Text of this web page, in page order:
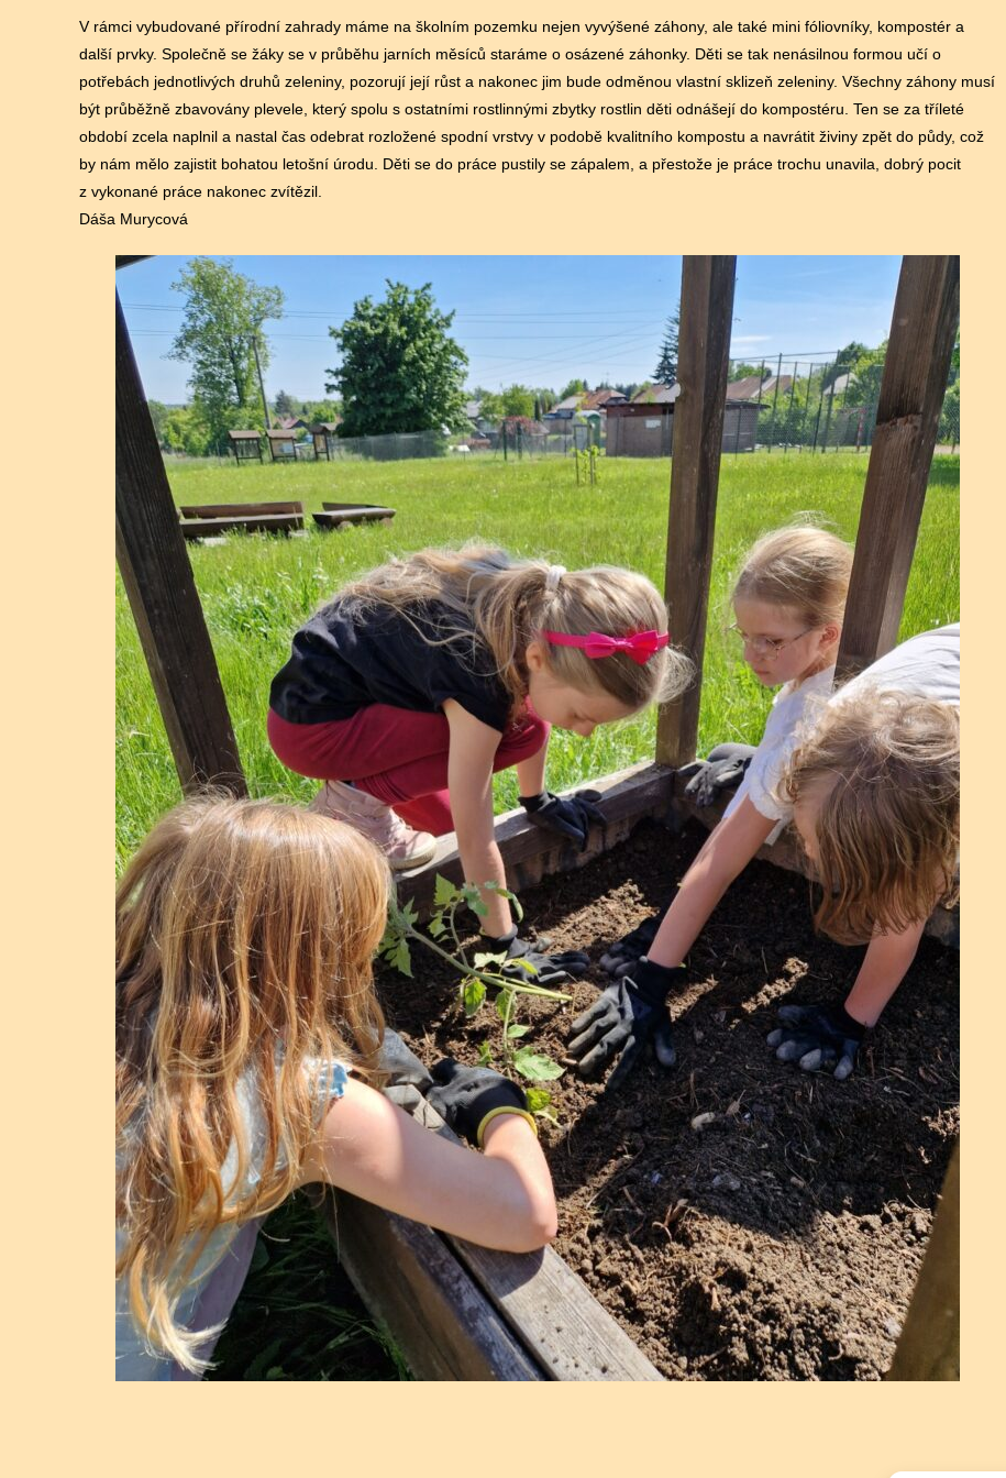
V rámci vybudované přírodní zahrady máme na školním pozemku nejen vyvýšené záhony, ale také mini fóliovníky, kompostér a
další prvky. Společně se žáky se v průběhu jarních měsíců staráme o osázené záhonky. Děti se tak nenásilnou formou učí o
potřebách jednotlivých druhů zeleniny, pozorují její růst a nakonec jim bude odměnou vlastní sklizeň zeleniny. Všechny záhony musí
být průběžně zbavovány plevele, který spolu s ostatními rostlinnými zbytky rostlin děti odnášejí do kompostéru. Ten se za tříleté
období zcela naplnil a nastal čas odebrat rozložené spodní vrstvy v podobě kvalitního kompostu a navrátit živiny zpět do půdy, což
by nám mělo zajistit bohatou letošní úrodu. Děti se do práce pustily se zápalem, a přestože je práce trochu unavila, dobrý pocit
z vykonané práce nakonec zvítězil.
Dáša Murycová